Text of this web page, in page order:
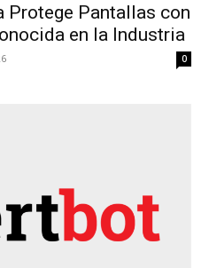
Protege Pantallas con
en la Industria
0